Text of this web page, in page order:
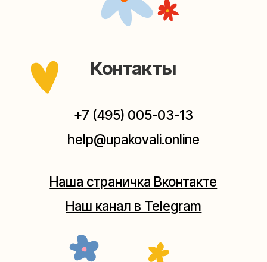
Мастерские упаковки подарков работают без
выходных, с 10 до 20 часов. Пишите, звоните,
заходите — всегда рады помочь!
Москва, ул.Плющиха, дом 42
Москва, ул.Таганская, дом 25-27
(как пройти)
Мастерская на Плющихе
+7 (980) 495-03-13